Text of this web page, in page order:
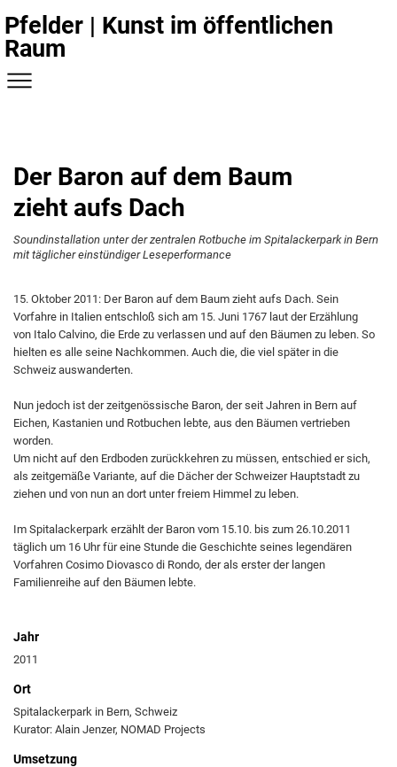
Pfelder | Kunst im öffentlichen
Raum
Der Baron auf dem Baum
zieht aufs Dach
Soundinstallation unter der zentralen Rotbuche im Spitalackerpark in Bern
mit täglicher einstündiger Leseperformance
15. Oktober 2011: Der Baron auf dem Baum zieht aufs Dach. Sein
Vorfahre in Italien entschloß sich am 15. Juni 1767 laut der Erzählung
von Italo Calvino, die Erde zu verlassen und auf den Bäumen zu leben. So
hielten es alle seine Nachkommen. Auch die, die viel später in die
Schweiz auswanderten.
Nun jedoch ist der zeitgenössische Baron, der seit Jahren in Bern auf
Eichen, Kastanien und Rotbuchen lebte, aus den Bäumen vertrieben
worden.
Um nicht auf den Erdboden zurückkehren zu müssen, entschied er sich,
als zeitgemäße Variante, auf die Dächer der Schweizer Hauptstadt zu
ziehen und von nun an dort unter freiem Himmel zu leben.
Im Spitalackerpark erzählt der Baron vom 15.10. bis zum 26.10.2011
täglich um 16 Uhr für eine Stunde die Geschichte seines legendären
Vorfahren Cosimo Diovasco di Rondo, der als erster der langen
Familienreihe auf den Bäumen lebte.
Jahr
2011
Ort
Spitalackerpark in Bern, Schweiz
Kurator: Alain Jenzer, NOMAD Projects
Umsetzung